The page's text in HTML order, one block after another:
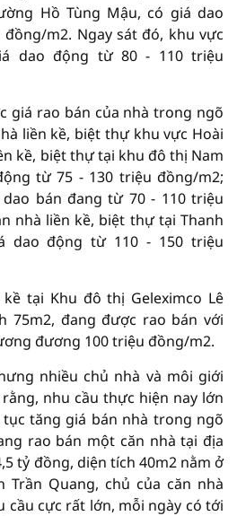
Hồ Tùng Mậu, có giá dao
m2. Ngay sát đó, khu vực
dao động từ 80 - 110 triệu
giá rao bán của nhà trong ngõ
liền kề, biệt thự khu vực Hoài
kề, biệt thự tại khu đô thị Nam
từ 75 - 130 triệu đồng/m2;
bán đang từ 70 - 110 triệu
nhà liền kề, biệt thự tại Thanh
dao động từ 110 - 150 triệu
tại Khu đô thị Geleximco Lê
75m2, đang được rao bán với
đương 100 triệu đồng/m2.
nhiều chủ nhà và môi giới
nhu cầu thực hiện nay lớn
tăng giá bán nhà trong ngõ
rao bán một căn nhà tại địa
tỷ đồng, diện tích 40m2 nằm ở
Trần Quang, chủ của căn nhà
cầu cực rất lớn, mỗi ngày có tới